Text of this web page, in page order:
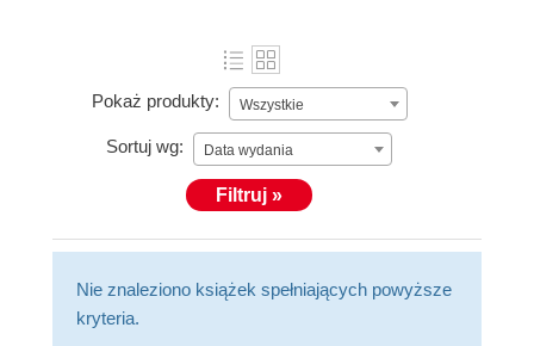
Pokaż produkty: Wszystkie
Sortuj wg: Data wydania
Filtruj »
Nie znaleziono książek spełniających powyższe
kryteria.